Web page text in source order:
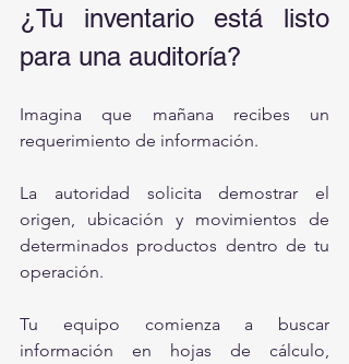
¿Tu inventario está listo
para una auditoría?
Imagina que mañana recibes un
requerimiento de información.
La autoridad solicita demostrar el
origen, ubicación y movimientos de
determinados productos dentro de tu
operación.
Tu equipo comienza a buscar
información en hojas de cálculo,